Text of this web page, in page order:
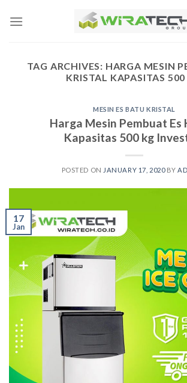
TAG ARCHIVES: HARGA MESIN
KRISTAL KAPASITAS 500
MESIN ES BATU KRISTAL
Harga Mesin Pembuat Es
Kapasitas 500 kg
POSTED ON JANUARY 17, 2020BY
17
Jan